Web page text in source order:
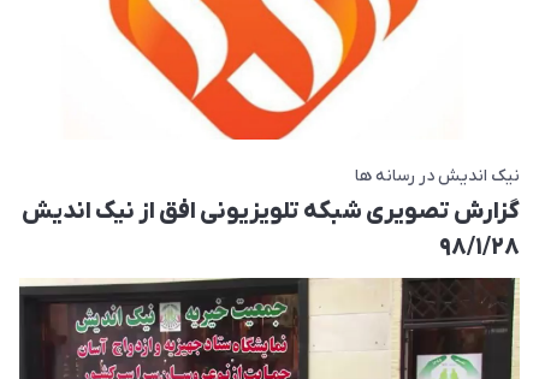
نیک اندیش در رسانه ها
گزارش تصویری شبکه تلویزیونی افق از نیک اندیش
۹۸/۱/۲۸